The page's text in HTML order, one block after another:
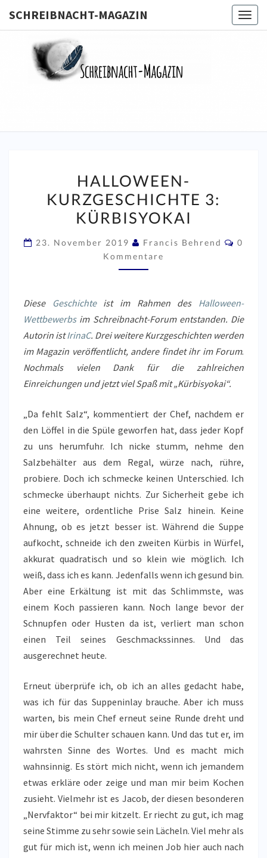
SCHREIBNACHT-MAGAZIN
KURZGESCHICHTE
3:
KÜRBISYOKAI
HALLOWEEN-
KURZGESCHICHTE 3:
KÜRBISYOKAI
23. November 2019 Francis Behrend
0
Kommentare
Diese Geschichteist im Rahmen des Halloween-
Wettbewerbsim Schreibnacht-Forum entstanden. Die
Autorin istIrinaC. Drei weitere Kurzgeschichten werden
im Magazin veröffentlicht, andere findet ihr im Forum.
Nochmals vielen Dank für die zahlreichen
Einreichungen und jetzt viel Spaß mit „Kürbisyokai“.
„Da fehlt Salz“, kommentiert der Chef, nachdem er
den Löffel in die Spüle geworfen hat, dass jeder Kopf
zu uns herumfuhr. Ich nicke stumm, nehme den
Salzbehälter aus dem Regal, würze nach, rühre,
probiere. Doch ich schmecke keinen Unterschied. Ich
schmecke überhaupt nichts. Zur Sicherheit gebe ich
eine weitere, ordentliche Prise Salz hinein. Keine
Ahnung, ob es jetzt besser ist. Während die Suppe
aufkocht, schneide ich den zweiten Kürbis in Würfel,
akkurat quadratisch und so klein wie möglich. Ich
weiß, dass ich es kann. Jedenfalls wenn ich gesund bin.
Aber eine Erkältung ist mit das Schlimmste, was
einem Koch passieren kann. Noch lange bevor der
Schnupfen oder Husten da ist, verliert man schon
einen Teil seines Geschmackssinnes. Und das
ausgerechnet heute.
Erneut überprüfe ich, ob ich an alles gedacht habe,
was ich für das Suppeninlay brauche. Aber ich muss
warten, bis mein Chef erneut seine Runde dreht und
mir über die Schulter schauen kann. Und das tut er, im
wahrsten Sinne des Wortes. Und es macht mich
wahnsinnig. Es stört mich nicht, wenn ich jemandem
etwas erkläre oder zeige und man mir beim Kochen
zusieht. Vielmehr ist es Jacob, der diesen besonderen
„Nervfaktor“ bei mir kitzelt. Er riecht zu gut, ich mag
seine Stimme zu sehr sowie sein Lächeln. Viel mehr als
gut für mich ist, wenn ich meinen Job hier auch nach